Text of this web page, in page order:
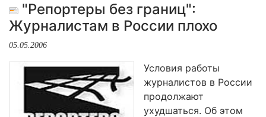
"Репортеры без границ":
Журналистам в России плохо
05.05.2006
Условия работы
журналистов в России
продолжают
ухудшаться. Об этом